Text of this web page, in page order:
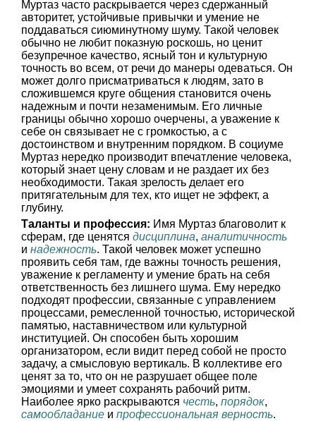
Муртаз часто раскрывается через сдержанный
авторитет, устойчивые привычки и умение не
поддаваться сиюминутному шуму. Такой человек
обычно не любит показную роскошь, но ценит
безупречное качество, ясный тон и культурную
точность во всем, от речи до манеры одеваться. Он
может долго присматриваться к людям, зато в
сложившемся круге общения становится очень
надежным и почти незаменимым. Его личные
границы обычно хорошо очерчены, а уважение к
себе он связывает не с громкостью, а с
достоинством и внутренним порядком. В социуме
Муртаз нередко производит впечатление человека,
который знает цену словам и не раздает их без
необходимости. Такая зрелость делает его
притягательным для тех, кто ищет не эффект, а
глубину.
Таланты и профессия: Имя Муртаз благоволит к
сферам, где ценятся дисциплина, аналитичность
и надежность. Такой человек может успешно
проявить себя там, где важны точность решения,
уважение к регламенту и умение брать на себя
ответственность без лишнего шума. Ему нередко
подходят профессии, связанные с управлением
процессами, ремесленной точностью, исторической
памятью, наставничеством или культурной
институцией. Он способен быть хорошим
организатором, если видит перед собой не просто
задачу, а смысловую вертикаль. В коллективе его
ценят за то, что он не разрушает общее поле
эмоциями и умеет сохранять рабочий ритм.
Наиболее ярко раскрываются честь, порядок,
самообладание и профессиональная верность.